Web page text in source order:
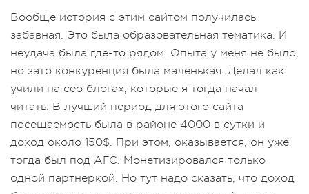
Вообще история с этим сайтом получилась
забавная. Это была образовательная тематика. И
неудача была где-то рядом. Опыта у меня не было,
но зато конкуренция была маленькая. Делал как
учили на сео блогах, которые я тогда начал
читать. В лучший период для этого сайта
посещаемость была в районе 4000 в сутки и
доход около 150$. При этом, оказывается, он уже
тогда был под АГС. Монетизировался только
одной партнеркой. Но тут надо сказать, что доход